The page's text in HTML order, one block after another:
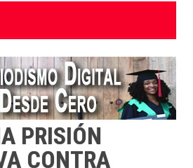
PRISIÓN
CONTRA